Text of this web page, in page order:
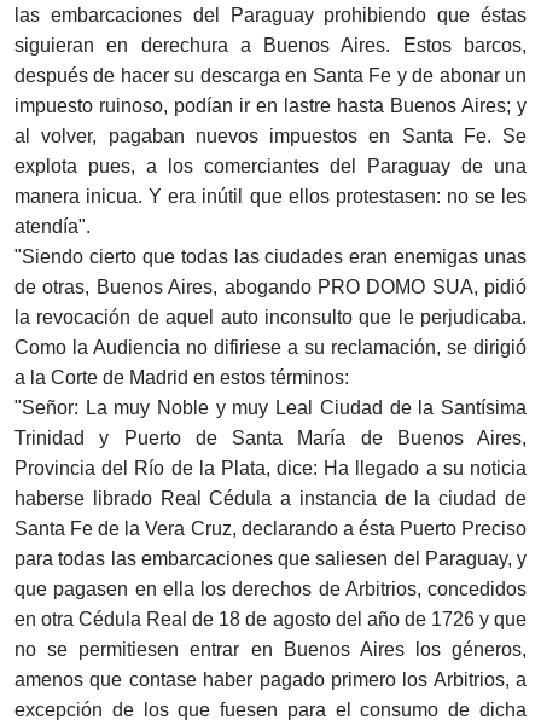
las embarcaciones del Paraguay prohibiendo que éstas
siguieran en derechura a Buenos Aires. Estos barcos,
después de hacer su descarga en Santa Fe y de abonar un
impuesto ruinoso, podían ir en lastre hasta Buenos Aires; y
al volver, pagaban nuevos impuestos en Santa Fe. Se
explota pues, a los comerciantes del Paraguay de una
manera inicua. Y era inútil que ellos protestasen: no se les
atendía".
"Siendo cierto que todas las ciudades eran enemigas unas
de otras, Buenos Aires, abogando PRO DOMO SUA, pidió
la revocación de aquel auto inconsulto que le perjudicaba.
Como la Audiencia no difiriese a su reclamación, se dirigió
a la Corte de Madrid en estos términos:
"Señor: La muy Noble y muy Leal Ciudad de la Santísima
Trinidad y Puerto de Santa María de Buenos Aires,
Provincia del Río de la Plata, dice: Ha llegado a su noticia
haberse librado Real Cédula a instancia de la ciudad de
Santa Fe de la Vera Cruz, declarando a ésta Puerto Preciso
para todas las embarcaciones que saliesen del Paraguay, y
que pagasen en ella los derechos de Arbitrios, concedidos
en otra Cédula Real de 18 de agosto del año de 1726 y que
no se permitiesen entrar en Buenos Aires los géneros,
amenos que contase haber pagado primero los Arbitrios, a
excepción de los que fuesen para el consumo de dicha